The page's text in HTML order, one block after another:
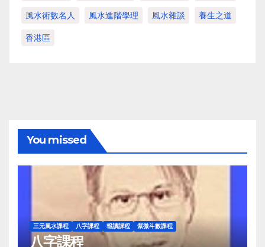
風水術數名人 風水進階學理 風水雜談 養生之道
香港區
You missed
三元風水課程 八字課程 報讀課程 紫微斗數課程
八字課程